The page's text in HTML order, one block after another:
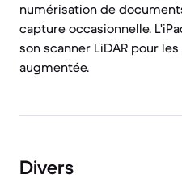
numérisation de
capture occasionnelle.
son scanner LiDAR pour
augmentée.
Divers